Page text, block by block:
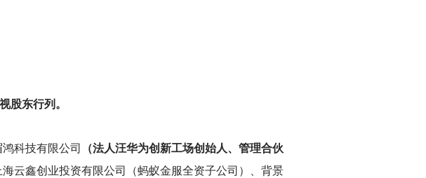
股东行列。
鸿科技有限公司
（法人汪华为创新工场创始人、管理合伙
云鑫创业投资有限公司（蚂蚁金服全资子公司）、背景